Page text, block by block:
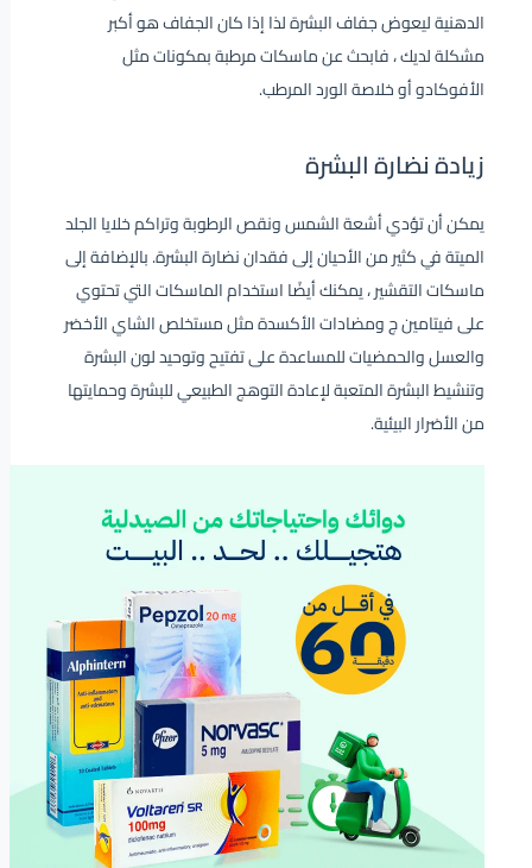
الدهنية ليعوض جفاف البشرة لذا إذا كان الجفاف هو أكبر
مشكلة لديك ، فابحث عن ماسكات مرطبة بمكونات مثل
الأفوكادو أو خلاصة الورد المرطب.
زيادة نضارة البشرة
يمكن أن تؤدي أشعة الشمس ونقص الرطوبة وتراكم خلايا الجلد
الميتة في كثير من الأحيان إلى فقدان نضارة البشرة. بالإضافة إلى
ماسكات التقشير ، يمكنك أيضًا استخدام الماسكات التي تحتوي
على فيتامين ج ومضادات الأكسدة مثل مستخلص الشاي الأخضر
والعسل والحمضيات للمساعدة على تفتيح وتوحيد لون البشرة
وتنشيط البشرة المتعبة لإعادة التوهج الطبيعي للبشرة وحمايتها
من الأضرار البيئية.